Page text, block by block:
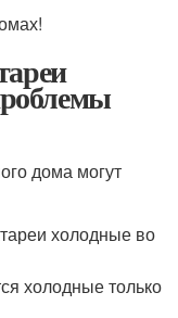
дома могут
холодные во
холодные только